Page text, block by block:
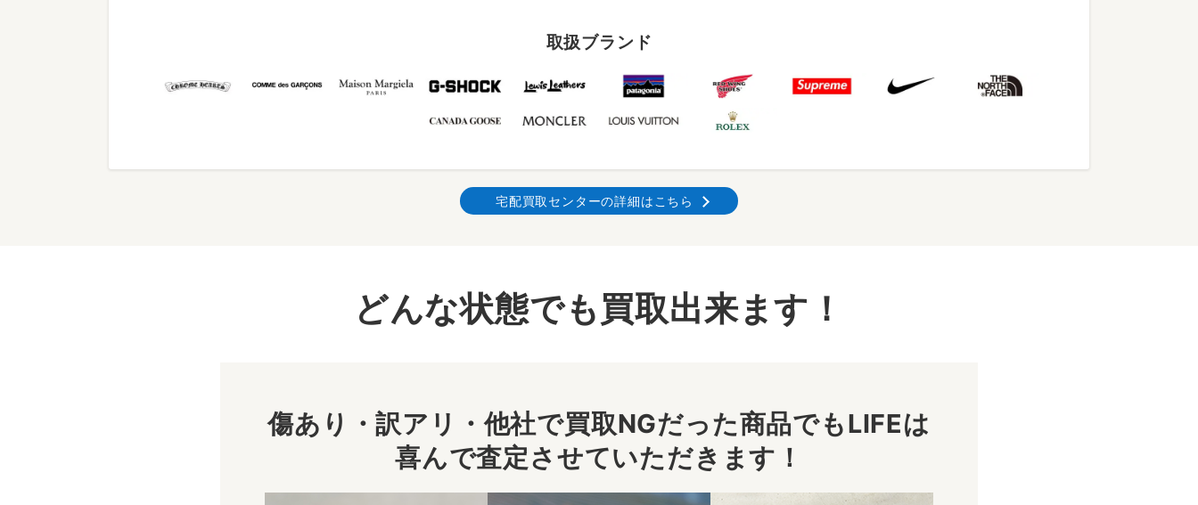
取扱ブランド
宅配買取センターの詳細はこちら
どんな状態でも買取出来ます！
傷あり・訳アリ・他社で買取NGだった商品でもLIFEは
喜んで査定させていただきます！